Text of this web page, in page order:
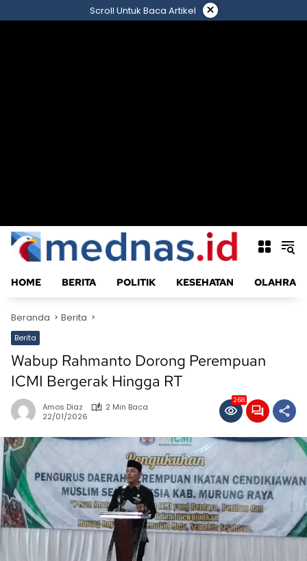
ke
Scroll Untuk Baca Artikel ×
HOME BERITA POLITIK KESEHATAN
Beranda Berita
Berita
Wabup Rahmanto Dorong Perempuan
ICMI Bergerak Hingga RT
Amos Diaz
2 Min Baca
22/01/2026
268